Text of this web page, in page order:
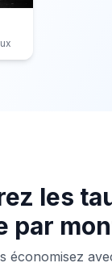
les
par
économisez